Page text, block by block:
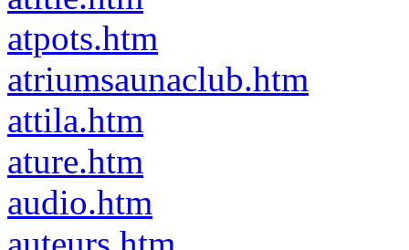
atpots.htm
atriumsaunaclub.htm
attila.htm
ature.htm
audio.htm